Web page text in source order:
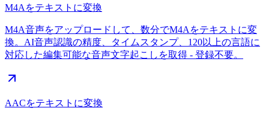
M4Aをテキストに変換
M4A音声をアップロードして、数分でM4Aをテキストに変
換。AI音声認識の精度、タイムスタンプ、120以上の言語に
対応した編集可能な音声文字起こしを取得 - 登録不要。
AACをテキストに変換